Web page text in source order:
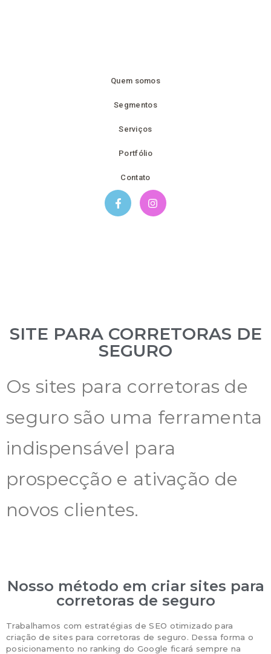
Quem somos
Segmentos
Serviços
Portfólio
Contato
SITE PARA CORRETORAS DE
SEGURO
Os sites para corretoras de
seguro são uma ferramenta
indispensável para
prospecção e ativação de
novos clientes.
Nosso método em criar sites para
corretoras de seguro
Trabalhamos com estratégias de SEO otimizado para
criação de sites para corretoras de seguro. Dessa forma o
posicionamento no ranking do Google ficará sempre na